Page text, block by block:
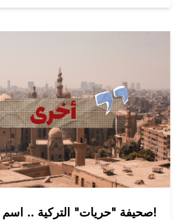
صحيفة "حريات" التركية .. اسم على مسمى؟َ!